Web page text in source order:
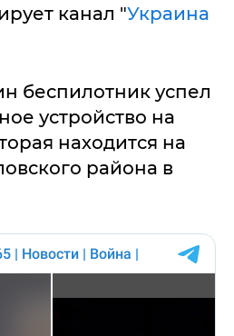
канал "Украина
беспилотник успел
устройство на
находится на
района в